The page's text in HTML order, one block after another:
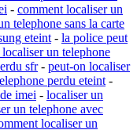
- comment localiser un
telephone sans la carte
eteint - la police peut
un telephone
sfr- peut-on localiser
perdu eteint -
imei - localiser un
un telephone avec
localiser un